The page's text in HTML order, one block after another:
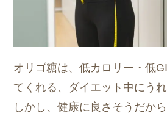
オリゴ糖は、低カロリー・低
てくれる、ダイエット中にう
しかし、健康に良さそうだか